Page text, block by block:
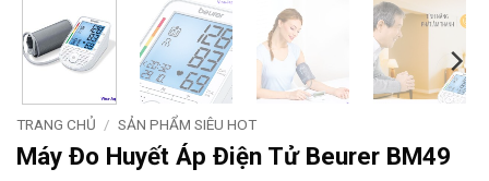
TRANG CHỦ / SẢN PHẨM SIÊU HOT
Máy Đo Huyết Áp Điện Tử Beurer BM49